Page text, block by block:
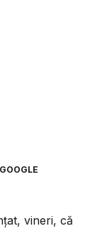
vineri, că